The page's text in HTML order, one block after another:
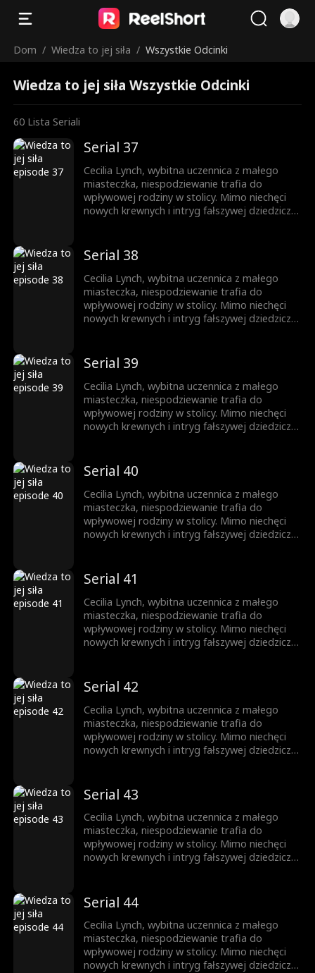
Dom / Wiedza to jej siła / Wszystkie Odcinki
Wiedza to jej siła Wszystkie Odcinki
60 Lista Seriali
Serial 37
Cecilia Lynch, wybitna uczennica z małego
miasteczka, niespodziewanie trafia do
wpływowej rodziny w stolicy. Mimo niechęci
nowych krewnych i intryg fałszywej dziedziczki,
Jej upór otwiera drzwi na prestiżowy
uniwersytet, zapewniając przyszłość
zbudowaną na własnych sukcesach.
Serial 38
Cecilia Lynch, wybitna uczennica z małego
miasteczka, niespodziewanie trafia do
wpływowej rodziny w stolicy. Mimo niechęci
nowych krewnych i intryg fałszywej dziedziczki,
Jej upór otwiera drzwi na prestiżowy
uniwersytet, zapewniając przyszłość
zbudowaną na własnych sukcesach.
Serial 39
Cecilia Lynch, wybitna uczennica z małego
miasteczka, niespodziewanie trafia do
wpływowej rodziny w stolicy. Mimo niechęci
nowych krewnych i intryg fałszywej dziedziczki,
Jej upór otwiera drzwi na prestiżowy
uniwersytet, zapewniając przyszłość
zbudowaną na własnych sukcesach.
Serial 40
Cecilia Lynch, wybitna uczennica z małego
miasteczka, niespodziewanie trafia do
wpływowej rodziny w stolicy. Mimo niechęci
nowych krewnych i intryg fałszywej dziedziczki,
Jej upór otwiera drzwi na prestiżowy
uniwersytet, zapewniając przyszłość
zbudowaną na własnych sukcesach.
Serial 41
Cecilia Lynch, wybitna uczennica z małego
miasteczka, niespodziewanie trafia do
wpływowej rodziny w stolicy. Mimo niechęci
nowych krewnych i intryg fałszywej dziedziczki,
Jej upór otwiera drzwi na prestiżowy
uniwersytet, zapewniając przyszłość
zbudowaną na własnych sukcesach.
Serial 42
Cecilia Lynch, wybitna uczennica z małego
miasteczka, niespodziewanie trafia do
wpływowej rodziny w stolicy. Mimo niechęci
nowych krewnych i intryg fałszywej dziedziczki,
Jej upór otwiera drzwi na prestiżowy
uniwersytet, zapewniając przyszłość
zbudowaną na własnych sukcesach.
Serial 43
Cecilia Lynch, wybitna uczennica z małego
miasteczka, niespodziewanie trafia do
wpływowej rodziny w stolicy. Mimo niechęci
nowych krewnych i intryg fałszywej dziedziczki,
Jej upór otwiera drzwi na prestiżowy
uniwersytet, zapewniając przyszłość
zbudowaną na własnych sukcesach.
Serial 44
Cecilia Lynch, wybitna uczennica z małego
miasteczka, niespodziewanie trafia do
wpływowej rodziny w stolicy. Mimo niechęci
nowych krewnych i intryg fałszywej dziedziczki,